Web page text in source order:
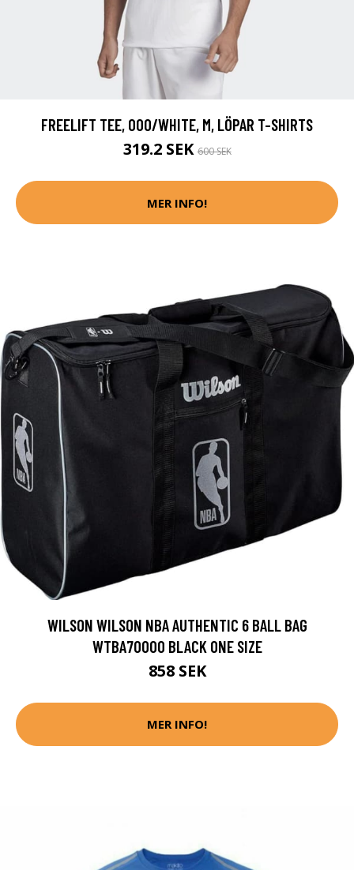
FREELIFT TEE, 000/WHITE, M, LÖPAR T-SHIRTS
319.2 SEK600 SEK
MER INFO!
WILSON WILSON NBA AUTHENTIC 6 BALL BAG
WTBA70000 BLACK ONE SIZE
858 SEK
MER INFO!